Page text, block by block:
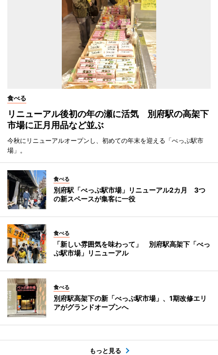
食べる
リニューアル後初の年の瀬に活気 別府駅の高架下
市場に正月用品など並ぶ
今秋にリニューアルオープンし、初めての年末を迎える「べっぷ駅市
場」。
食べる
別府駅「べっぷ駅市場」リニューアル2カ月 3つ
の新スペースが集客に一役
食べる
「新しい雰囲気を味わって」 別府駅高架下「べっ
ぷ駅市場」リニューアル
食べる
別府駅高架下の新「べっぷ駅市場」、1期改修エリ
アがグランドオープンへ
もっと見る